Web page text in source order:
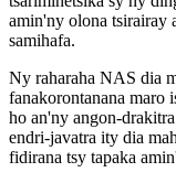
amin'ny olona tsirairay
samihafa.
Ny raharaha NAS dia
fanakorontanana maro
ho an'ny angon-
endri-javatra ity dia
fidirana tsy tapaka